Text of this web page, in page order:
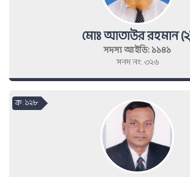
মোঃ আতাউর রহমান
সদস্য আইডি: ১১৪১
সনদ নং: ৩২৬
ক্র : ১২৮